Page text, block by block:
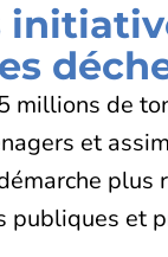
millions de
et
publiques et